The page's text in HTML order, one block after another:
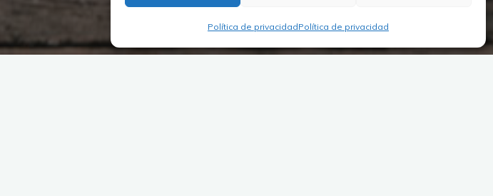
Política de privacidadPolítica de privacidad